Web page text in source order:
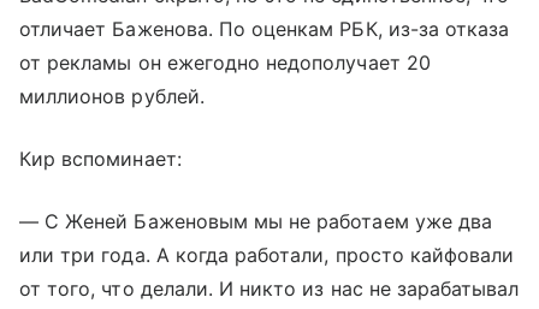
отличает Баженова. По оценкам РБК, из-за отказа
от рекламы он ежегодно недополучает 20
миллионов рублей.
Кир вспоминает:
— С Женей Баженовым мы не работаем уже два
или три года. А когда работали, просто кайфовали
от того, что делали. И никто из нас не зарабатывал